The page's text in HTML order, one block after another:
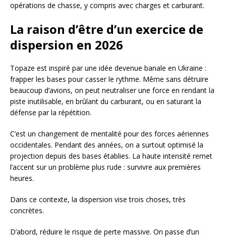
opérations de chasse, y compris avec charges et carburant.
La raison d’être d’un exercice de
dispersion en 2026
Topaze est inspiré par une idée devenue banale en Ukraine :
frapper les bases pour casser le rythme. Même sans détruire
beaucoup d’avions, on peut neutraliser une force en rendant la
piste inutilisable, en brûlant du carburant, ou en saturant la
défense par la répétition.
C’est un changement de mentalité pour des forces aériennes
occidentales. Pendant des années, on a surtout optimisé la
projection depuis des bases établies. La haute intensité remet
l’accent sur un problème plus rude : survivre aux premières
heures.
Dans ce contexte, la dispersion vise trois choses, très
concrètes.
D’abord, réduire le risque de perte massive. On passe d’un